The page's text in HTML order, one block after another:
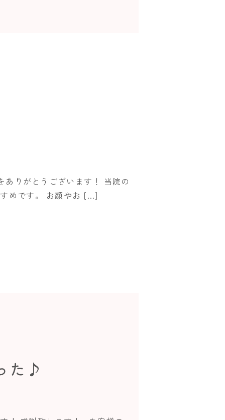
りがとうございます！ 当院の
めです。 お顔やお […]
た♪